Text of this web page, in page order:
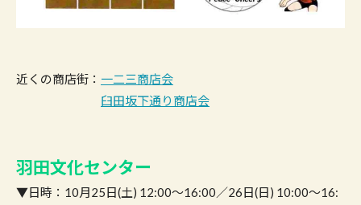
近くの商店街： 一二三商店会
臼田坂下通り商店会
羽田文化センター
▼日時：10月25日(土) 12:00〜16:00／26日(日) 10:00〜16: